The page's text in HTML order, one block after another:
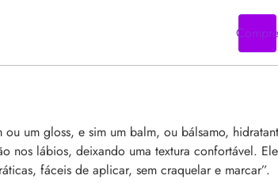
Compre
um gloss, e sim um balm, ou bálsamo,
nos lábios, deixando uma textura confortável.
fáceis de aplicar, sem craquelar e marcar”.